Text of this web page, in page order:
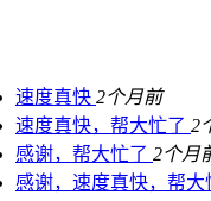
速度真快 2个月前
速度真快，帮大忙了 2
感谢，帮大忙了 2个月
感谢，速度真快，帮大